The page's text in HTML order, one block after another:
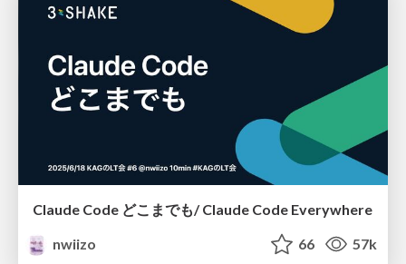
Claude Code どこまでも/ Claude Code Everywhere
nwiizo
66 57k